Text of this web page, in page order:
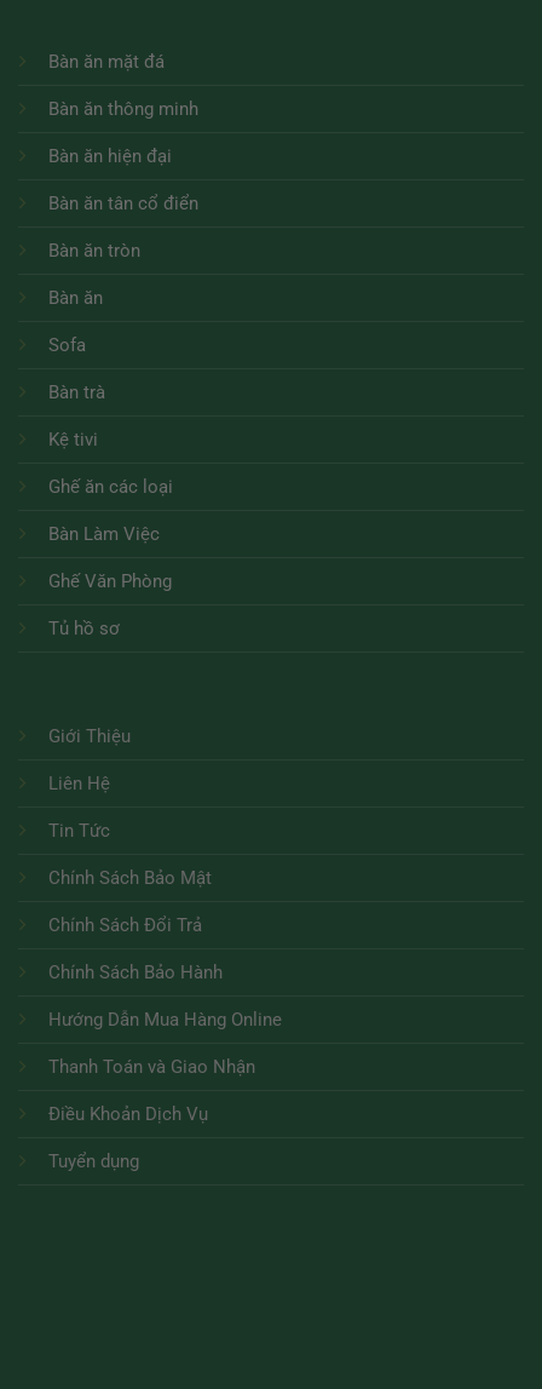
Bàn ăn mặt đá
Bàn ăn thông minh
Bàn ăn hiện đại
Bàn ăn tân cổ điển
Bàn ăn tròn
Bàn ăn
Sofa
Bàn trà
Kệ tivi
Ghế ăn các loại
Bàn Làm Việc
Ghế Văn Phòng
Tủ hồ sơ
Giới Thiệu
Liên Hệ
Tin Tức
Chính Sách Bảo Mật
Chính Sách Đổi Trả
Chính Sách Bảo Hành
Hướng Dẫn Mua Hàng Online
Thanh Toán và Giao Nhận
Điều Khoản Dịch Vụ
Tuyển dụng